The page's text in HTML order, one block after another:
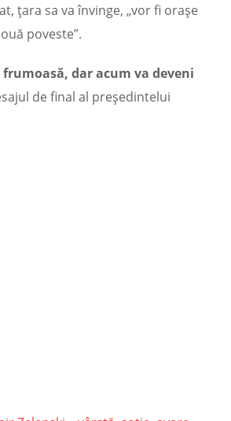
țara sa va învinge, „vor fi orașe
poveste”.
frumoasă, dar acum va deveni
de final al președintelui